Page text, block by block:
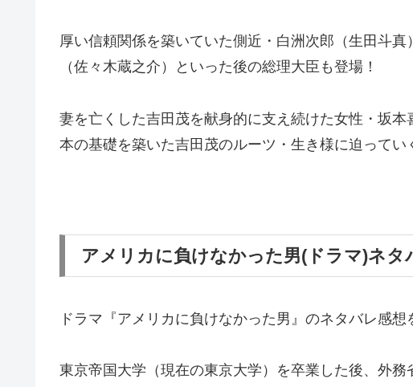
厚い信頼関係を築いていた側近・白洲次郎（生田斗
（佐々木蔵之介）といった後の総理大臣も登場！
妻を亡くした吉田茂を献身的に支え続けた女性・坂
本の基礎を築いた吉田茂のルーツ・生き様に迫ってい
アメリカに負けなかった男(ドラマ)ネタ
ドラマ『アメリカに負けなかった男』のネタバレ感想
東京帝国大学（現在の東京大学）を卒業した後、外